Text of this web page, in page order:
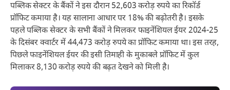
पब्लिक सेक्टर के बैंकों ने इस दौरान 52,603 करोड़ रुपये का रिकॉर्ड
प्रॉफिट कमाया है। यह सालाना आधार पर 18% की बढ़ोतरी है। इसके
पहले पब्लिक सेक्टर के सभी बैंकों ने मिलकर फाइनेंशियल ईयर 2024-25
के दिसंबर क्वार्टर में 44,473 करोड़ रुपये का प्रॉफिट कमाया था। इस तरह,
पिछले फाइनेंशियल ईयर की इसी तिमाही के मुकाबले प्रॉफिट में कुल
मिलाकर 8,130 करोड़ रुपये की बढ़त देखने को मिली है।